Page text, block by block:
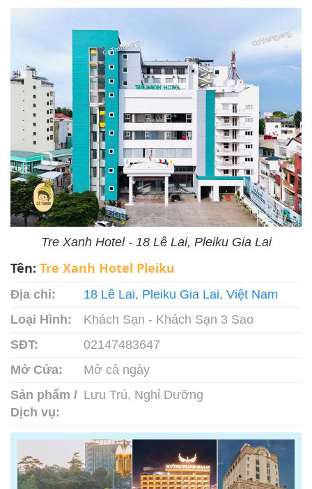
Tre Xanh Hotel - 18 Lê Lai, Pleiku Gia Lai
Tên: Tre Xanh Hotel Pleiku
Địa chỉ:
18 Lê Lai, Pleiku Gia Lai, Việt Nam
Loại Hình:
Khách Sạn - Khách Sạn 3 Sao
SĐT:
02147483647
Mở Cửa:
Mở cả ngày
Sản phẩm /
Dịch vụ:
Lưu Trú, Nghỉ Dưỡng